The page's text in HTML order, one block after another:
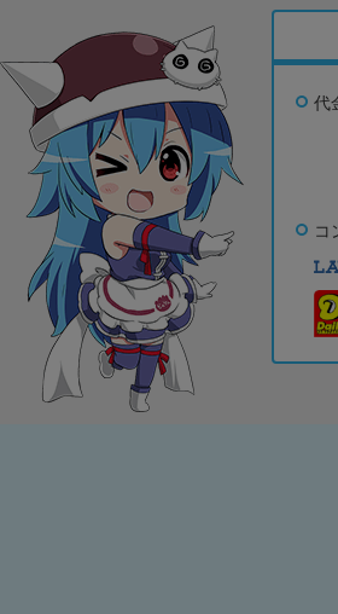
代
コ